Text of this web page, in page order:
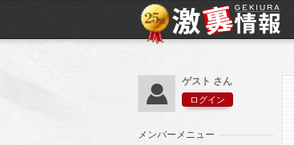
ゲスト さん
ログイン
メンバーメニュー